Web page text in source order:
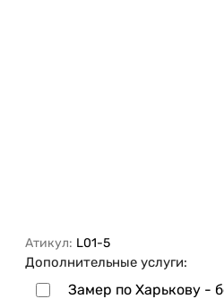
Атикул: L01-5
Дополнительные услуги:
Замер по Харькову -